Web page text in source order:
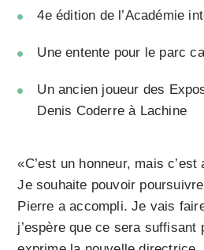
4e édition de l’Académie
Une entente pour le parc
Un ancien joueur des
Denis Coderre à Lachine
«C’est un honneur, mais
Je souhaite pouvoir
Pierre a accompli. Je vais
j’espère que ce sera suffisant